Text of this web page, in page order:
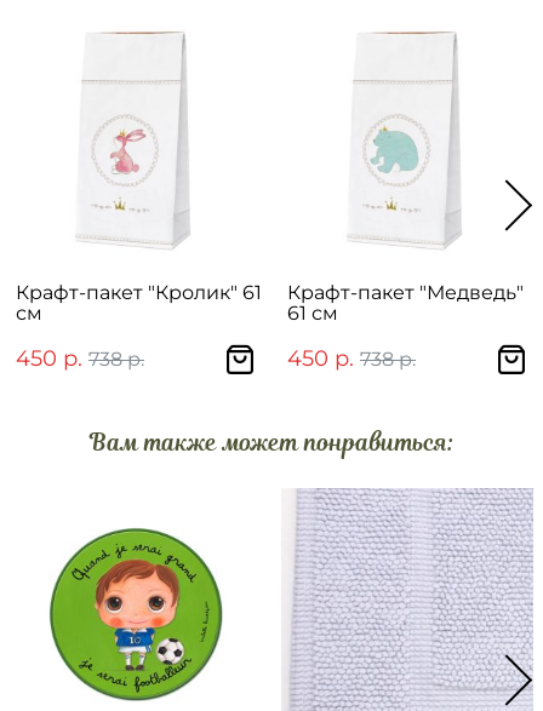
Крафт-пакет "Кролик" 61
см
450 р. 738 р.
Крафт-пакет "Медведь"
61 см
450 р. 738 р.
Вам также может понравиться: